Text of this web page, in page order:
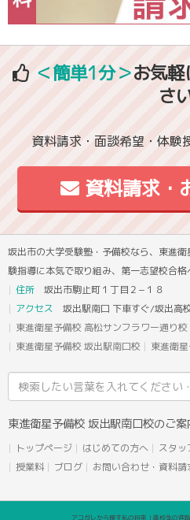
＜簡単1分＞お気
さ
資料請求・面談希望・体験
資料請求・
坂出市の大学受験塾・予備校なら、東進
験指導に本気で取り組み、第一志望校合格
住所 坂出市駒止町１丁目２−１８
アクセス 坂出駅南口 下車すぐ/坂出高
東進衛星予備校 高松サンフラワー通り校
東進衛星予備校 坂出駅南口校
東進衛
索
結
東進衛星予備校 坂出駅南口校のご案
トップページ はじめての方へ スタッ
授業料
ブログ お問い合わせ・資料請
アコガレから探す私の将来！高校生の進